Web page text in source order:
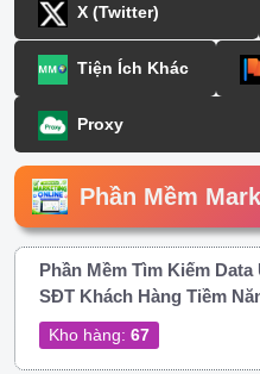
X (Twitter)
Tiện Ích Khác
Proxy
Phần Mềm
Phần Mềm Tìm Kiếm Data
SĐT Khách Hàng Tiềm
Kho hàng: 67